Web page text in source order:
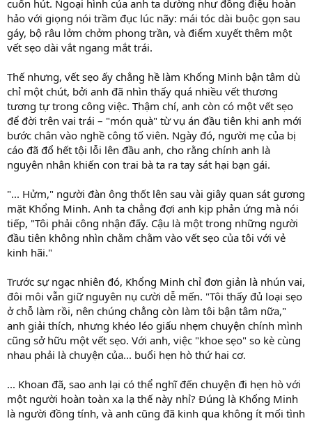
cuốn hút. Ngoại hình của anh ta dường như đồng điệu hoàn
hảo với giọng nói trầm đục lúc nãy: mái tóc dài buộc gọn sau
gáy, bộ râu lởm chởm phong trần, và điểm xuyết thêm một
vết sẹo dài vắt ngang mắt trái.
Thế nhưng, vết sẹo ấy chẳng hề làm Khổng Minh bận tâm dù
chỉ một chút, bởi anh đã nhìn thấy quá nhiều vết thương
tương tự trong công việc. Thậm chí, anh còn có một vết sẹo
để đời trên vai trái – "món quà" từ vụ án đầu tiên khi anh mới
bước chân vào nghề công tố viên. Ngày đó, người mẹ của bị
cáo đã đổ hết tội lỗi lên đầu anh, cho rằng chính anh là
nguyên nhân khiến con trai bà ta ra tay sát hại bạn gái.
"... Hửm," người đàn ông thốt lên sau vài giây quan sát gương
mặt Khổng Minh. Anh ta chẳng đợi anh kịp phản ứng mà nói
tiếp, "Tôi phải công nhận đấy. Cậu là một trong những người
đầu tiên không nhìn chằm chằm vào vết sẹo của tôi với vẻ
kinh hãi."
Trước sự ngạc nhiên đó, Khổng Minh chỉ đơn giản là nhún vai,
đôi môi vẫn giữ nguyên nụ cười dễ mến. "Tôi thấy đủ loại sẹo
ở chỗ làm rồi, nên chúng chẳng còn làm tôi bận tâm nữa,"
anh giải thích, nhưng khéo léo giấu nhẹm chuyện chính mình
cũng sở hữu một vết sẹo. Với anh, việc "khoe sẹo" so kè cùng
nhau phải là chuyện của... buổi hẹn hò thứ hai cơ.
... Khoan đã, sao anh lại có thể nghĩ đến chuyện đi hẹn hò với
một người hoàn toàn xa lạ thế này nhỉ? Đúng là Khổng Minh
là người đồng tính, và anh cũng đã kinh qua không ít mối tình